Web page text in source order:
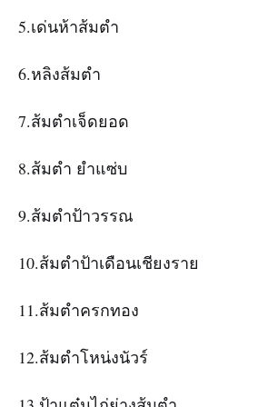
5.เด่นห้าส้มตำ
6.หลิงส้มตำ
7.ส้มตำเจ็ดยอด
8.ส้มตำ ยำแซ่บ
9.ส้มตำป้าวรรณ
10.ส้มตำป้าเดือนเชียงราย
11.ส้มตำครกทอง
12.ส้มตำโหน่งนัวร์